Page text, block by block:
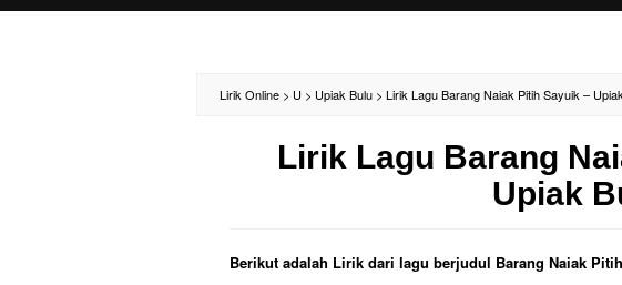
Lirik Online > U > Upiak Bulu > Lirik Lagu Barang Naiak Pitih Sayuik –
Lirik Lagu Barang
Upiak
Berikut adalah Lirik dari lagu berjudul Barang Naiak